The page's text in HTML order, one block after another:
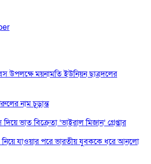
উপলক্ষে ময়নামতি ইউনিয়ন ছাত্রদলের
নাম চূড়ান্ত
ভাত বিক্রেতা ‘ভাইরাল মিজান’ গ্রেপ্তার
নিয়ে যাওয়ার পরে ভারতীয় যুবককে ধরে আনলো